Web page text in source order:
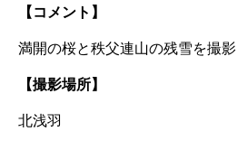
【コメント】
満開の桜と秩父連山の残雪を撮影
【撮影場所】
北浅羽